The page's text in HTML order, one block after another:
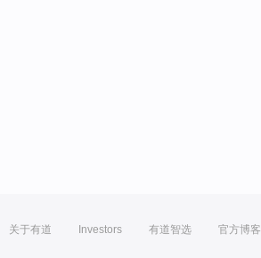
关于有道 Investors 有道智选 官方博客